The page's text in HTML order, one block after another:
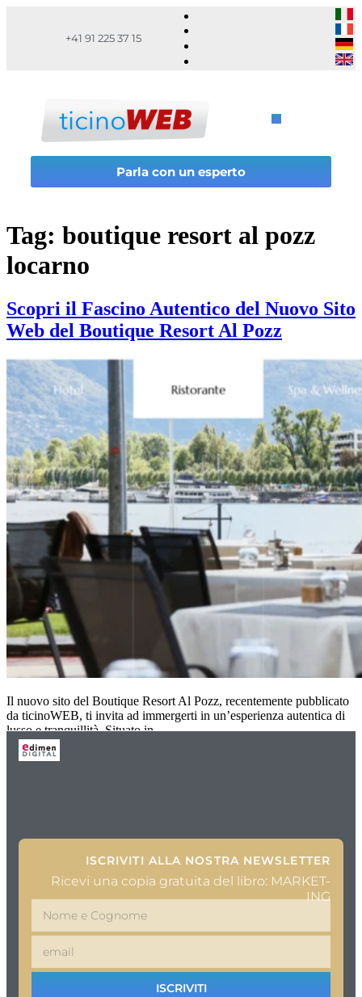
+41 91 225 37 15
Parla con un esperto
Tag: boutique resort al pozz
locarno
Scopri il Fascino Autentico del Nuovo Sito
Web del Boutique Resort Al Pozz
Il nuovo sito del Boutique Resort Al Pozz, recentemente pubblicato
da ticinoWEB, ti invita ad immergerti in un’esperienza autentica di
lusso e tranquillità. Situato in
ISCRIVITI ALLA NOSTRA NEWSLETTER
Ricevi una copia gratuita del libro: MARKET-
ING
ISCRIVITI